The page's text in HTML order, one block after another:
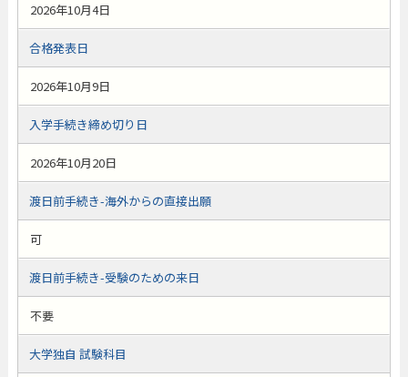
2026年10月4日
合格発表日
2026年10月9日
入学手続き締め切り日
2026年10月20日
渡日前手続き-海外からの直接出願
可
渡日前手続き-受験のための来日
不要
大学独自 試験科目